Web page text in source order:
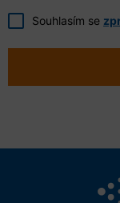
Souhlasím se